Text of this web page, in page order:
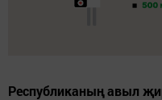
Республиканың авыл